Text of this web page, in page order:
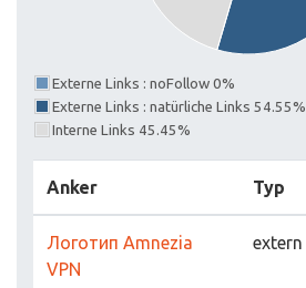
Externe Links : noFollow 0%
Externe Links : natürliche Links 54.55%
Interne Links 45.45%
Anker Typ
Логотип Amnezia
VPN
extern